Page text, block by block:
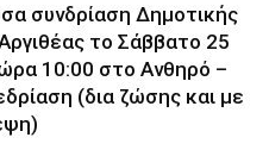
συνδρίαση Δημοτικής
το Σάββατο 25
ώρα 10:00 στο Ανθηρό –
(δια ζώσης και με